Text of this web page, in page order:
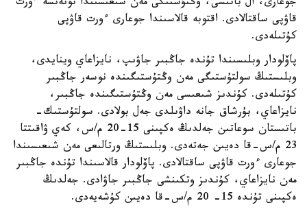
جوعارى، ال باتىسى، وڭتۇستىگى مەن شىعىسىندا توتەنشە ءورت
قاۋپى ساقتالادى. اقتوبە قالاسىندا جوعارى ءورت قاۋپى
كۇتىلەدى.
پاۆلودار وبلىسىندا تۇندە جاڭبىر جاۋىپ، نايزاعاي وينايدى،
وبلىستىڭ سولتۇستىگى مەن وڭتۇستىگىندە نوسەر جاڭبىر
كۇتىلەدى. كۇندىز شىعىسى مەن وڭتۇستىگىندە جاڭبىر،
نايزاعاي، بۇرشاق جانە داۋىلدى جەل بولادى. سولتۇستىك-
باتىستان سوعاتىن جەلدىڭ ەكپىنى 15-20 م/س، كەي ۋاقىتتا
23 م/س-قا دەيىن جەتەدى. وبلىستىڭ ورتالىعى مەن شىعىسىندا
جوعارى ءورت قاۋپى ساقتالادى. پاۆلودار قالاسىندا تۇندە جاڭبىر
مەن نايزاعاي، كۇندىز وتكىنشى جاڭبىر جاۋادى. جەلدىڭ
ەكپىنى تۇندە 15- 20 م/س-قا دەيىن كۇشەيەدى.